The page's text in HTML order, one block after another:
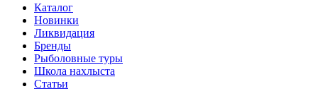
Каталог
Новинки
Ликвидация
Бренды
Рыболовные туры
Школа нахлыста
Статьи